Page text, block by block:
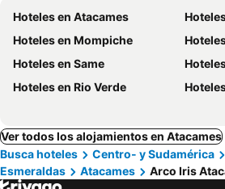
Hoteles en Atacames
Hoteles en Mompiche
Hoteles en Same
Hoteles en Rio Verde
Ver todos los alojamientos en Atacames
Busca hoteles
Centro- y Sudamérica
Esmeraldas
Atacames Arco Iris